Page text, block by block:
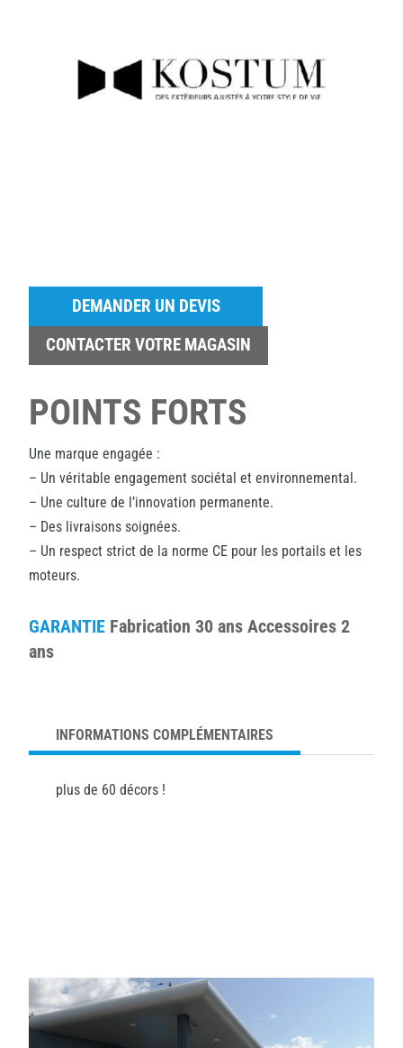
DEMANDER UN DEVIS
CONTACTER VOTRE MAGASIN
POINTS FORTS
Une marque engagée :
– Un véritable engagement sociétal et environnemental.
– Une culture de l’innovation permanente.
– Des livraisons soignées.
– Un respect strict de la norme CE pour les portails et les
moteurs.
GARANTIE Fabrication 30 ans Accessoires 2
ans
INFORMATIONS COMPLÉMENTAIRES
plus de 60 décors !